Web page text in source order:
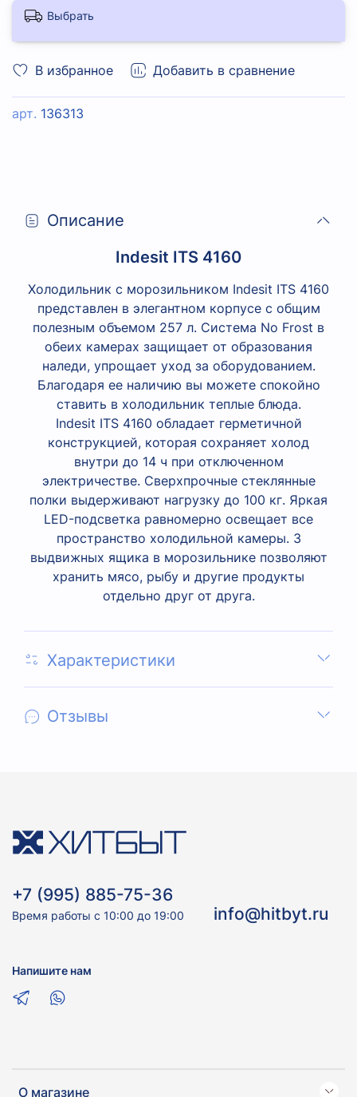
В избранное Добавить в сравнение
арт. 136313
Выбрать
Описание
Indesit ITS 4160
Холодильник с морозильником Indesit ITS 4160
представлен в элегантном корпусе с общим
полезным объемом 257 л. Система No Frost в
обеих камерах защищает от образования
наледи, упрощает уход за оборудованием.
Благодаря ее наличию вы можете спокойно
ставить в холодильник теплые блюда.
Indesit ITS 4160 обладает герметичной
конструкцией, которая сохраняет холод
внутри до 14 ч при отключенном
электричестве. Сверхпрочные стеклянные
полки выдерживают нагрузку до 100 кг. Яркая
LED-подсветка равномерно освещает все
пространство холодильной камеры. 3
выдвижных ящика в морозильнике позволяют
хранить мясо, рыбу и другие продукты
отдельно друг от друга.
Характеристики
Отзывы
О магазине
+7 (995) 885-75-36
Время работы с 10:00 до 19:00 info@hitbyt.ru
Напишите нам